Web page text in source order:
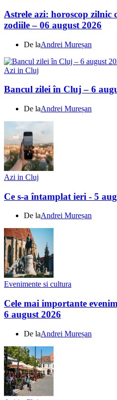
Astrele azi: horoscop zilnic
zodiile – 06 august 2026
De laAndrei Mureșan
Azi in Cluj
Bancul zilei în Cluj – 6
De laAndrei Mureșan
Azi in Cluj
Ce s-a întamplat ieri - 5
De laAndrei Mureșan
Evenimente si cultura
Cele mai importante
6 august 2026
De laAndrei Mureșan